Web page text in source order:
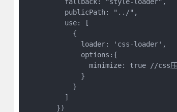
          publicPath: "../",
          use: [
            {
              loader: 'css-loader',
              options:{
minimize: true //css
              }
            }
          ]
        })